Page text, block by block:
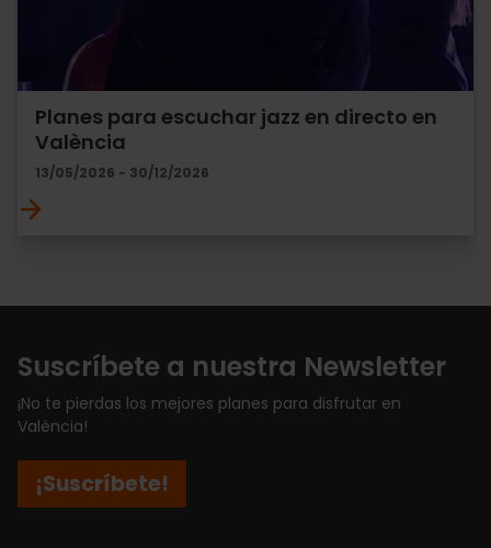
Planes para escuchar jazz en directo en
València
13/05/2026 - 30/12/2026
Suscríbete a nuestra Newsletter
¡No te pierdas los mejores planes para disfrutar en
València!
¡Suscríbete!